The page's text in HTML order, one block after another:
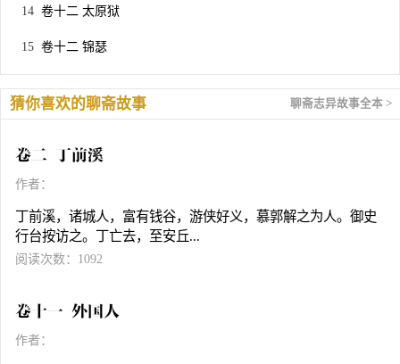
卷十二 太原狱
卷十二 锦瑟
猜你喜欢的聊斋故事 聊斋志异故事全本 >
卷二 丁前溪
作者：
丁前溪，诸城人，富有钱谷，游侠好义，慕郭解之为人。御史
行台按访之。丁亡去，至安丘...
阅读次数：1092
卷十一 外国人
作者：